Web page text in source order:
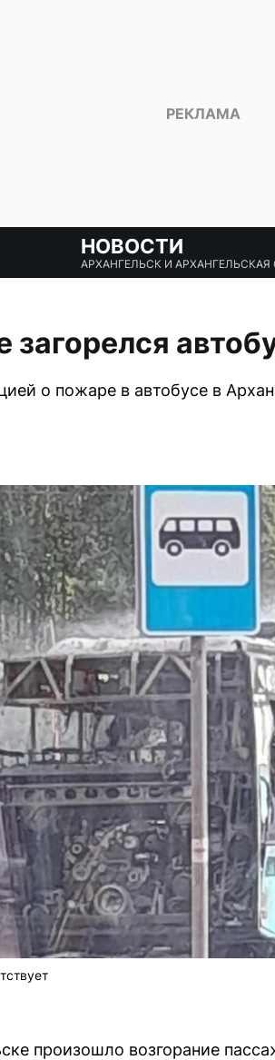
НОВОСТИ
АРХАНГЕЛЬСК И АРХАНГЕЛЬСКАЯ
загорелся
о пожаре в автобусе в
произошло возгорание